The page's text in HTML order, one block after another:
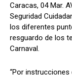
Caracas, 04 Mar.
Seguridad
los diferentes
resguardo de los
Carnaval.
“Por